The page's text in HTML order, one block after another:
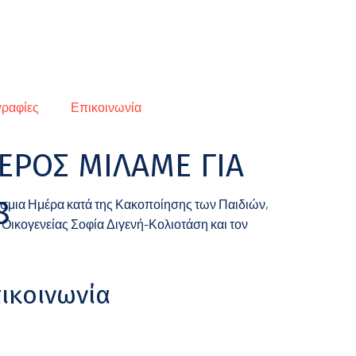
Επικοινωνία
ΜΙΛΑΜΕ ΓΙΑ
Ημέρα κατά της Κακοποίησης των Παιδιών,
Σοφία Διγενή-Κολιοτάση και τον